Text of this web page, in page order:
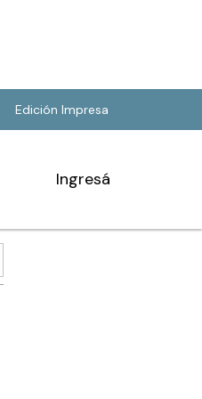
Edición Impresa
Ingresá